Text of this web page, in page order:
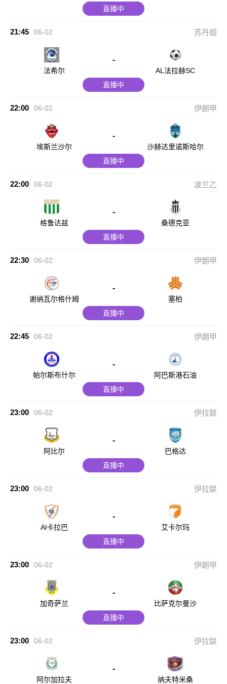
直播中
21:45 06-02 苏丹超
法希尔
-
AL法拉赫SC
直播中
22:00 06-02 伊朗甲
埃斯兰沙尔
-
沙赫达里诺斯哈尔
直播中
22:00 06-02 波兰乙
格鲁达兹
-
桑德克亚
直播中
22:30 06-02 伊朗甲
谢纳瓦尔格什姆
-
塞柏
直播中
22:45 06-02 伊朗甲
帕尔斯布什尔
-
阿巴斯港石油
直播中
23:00 06-02 伊拉联
阿比尔
-
巴格达
直播中
23:00 06-02 伊拉联
Al卡拉巴
-
艾卡尔玛
直播中
23:00 06-02 伊朗甲
加奇萨兰
-
比萨克尔曼沙
直播中
23:00 06-02 伊拉联
阿尔加拉夫
-
纳夫特米桑